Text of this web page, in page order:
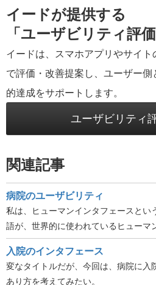
イードが提供する
「ユーザビリティ評
イードは、スマホアプリやサイ
で評価・改善提案し、ユーザー
的達成をサポートします。
ユーザビリティ
関連記事
病院のユーザビリティ
私は、ヒューマンインタフェースとい
語が、世界的に使われているヒューマ
入院のインタフェース
変なタイトルだが、今回は、病院に入
あり方を考えてみたい。